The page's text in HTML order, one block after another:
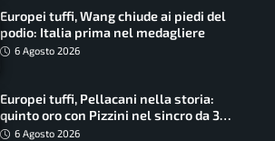
Europei tuffi, Wang chiude ai piedi del
podio: Italia prima nel medagliere
6 Agosto 2026
Europei tuffi, Pellacani nella storia:
quinto oro con Pizzini nel sincro da 3
metri
6 Agosto 2026